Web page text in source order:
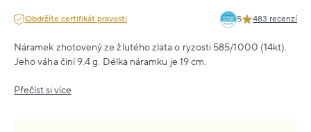
Obdržíte certifikát pravosti 5 483 recenzí
Náramek zhotovený ze žlutého zlata o ryzosti 585/1000 (14kt).
Jeho váha činí 9.4 g. Délka náramku je 19 cm.
Přečíst si více